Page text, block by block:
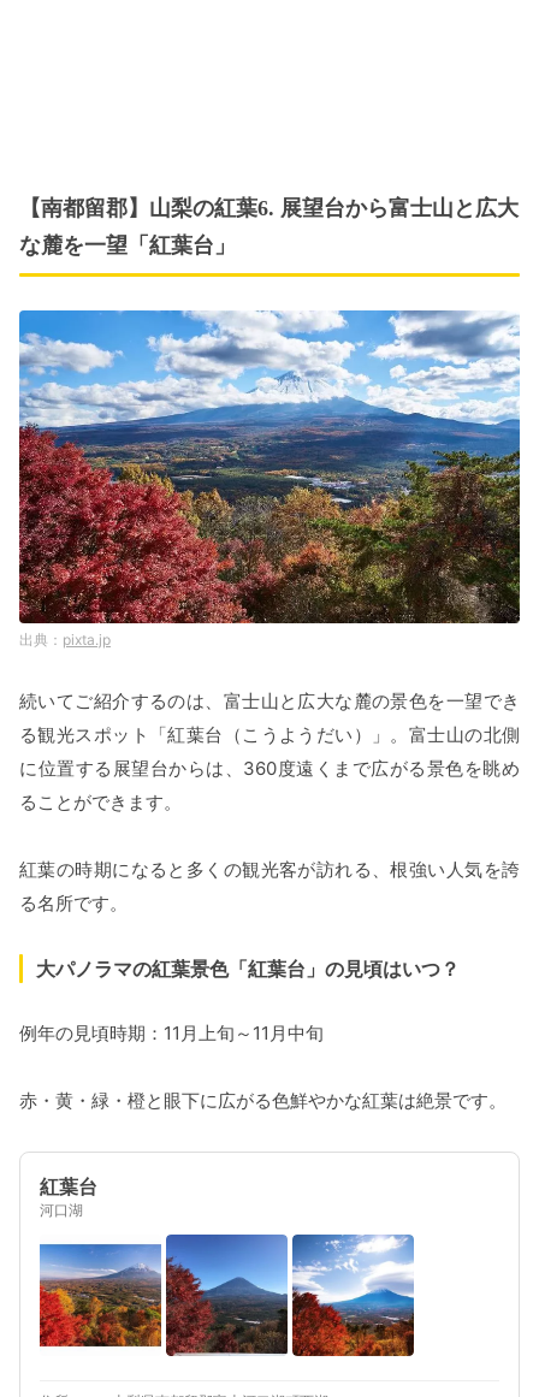
【南都留郡】山梨の紅葉6. 展望台から富士山と広大
な麓を一望「紅葉台」
pixta.jp
続いてご紹介するのは、富士山と広大な麓の景色を一望でき
る観光スポット「紅葉台（こうようだい）」。富士山の北側
に位置する展望台からは、360度遠くまで広がる景色を眺め
ることができます。
紅葉の時期になると多くの観光客が訪れる、根強い人気を誇
る名所です。
大パノラマの紅葉景色「紅葉台」の見頃はいつ？
例年の見頃時期：11月上旬～11月中旬
赤・黄・緑・橙と眼下に広がる色鮮やかな紅葉は絶景です。
紅葉台
河口湖